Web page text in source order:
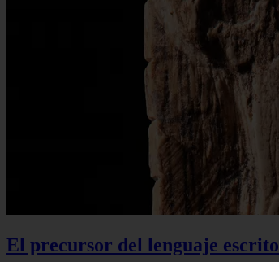
El precursor del lenguaje escrito